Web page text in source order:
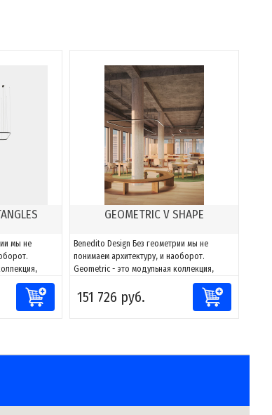
мы не
к любому
фигуры и
GEOMETRIC V SHAPE
Benedito Design Без геометрии мы не
понимаем архитектуру, и наоборот.
Geometric - это модульная коллекция,
способная адаптировать свет к любому
пространству. Благодаря сочетаниям
компонентов можно создавать фигуры и
151 726 руб.